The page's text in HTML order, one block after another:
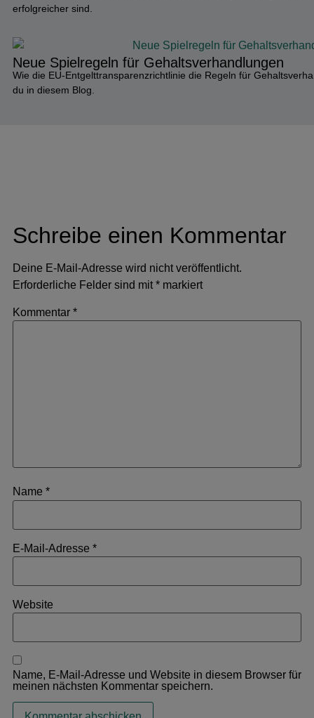
erfolgreicher sind.
Neue Spielregeln für Gehalts­ver­hand­lungen
Wie die EU-Entgelttransparenzrichtlinie die Regeln für
du in diesem Blog.
Schreibe einen Kommentar
Deine E-Mail-Adresse wird nicht veröffentlicht.
Erforderliche Felder sind mit*markiert
Kommentar *
Name *
E-Mail-Adresse *
Website
Name, E-Mail-Adresse und Website in diesem Browser für
meinen nächsten Kommentar speichern.